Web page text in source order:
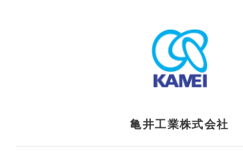
亀井工業株式会社